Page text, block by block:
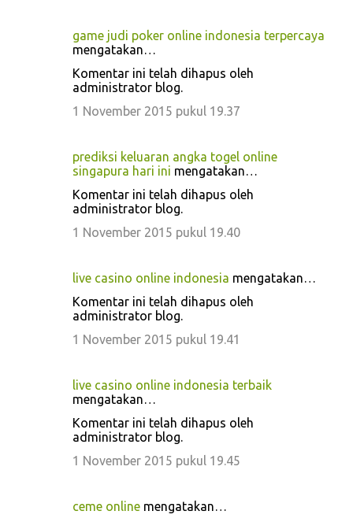
game judi poker online indonesia terpercaya
mengatakan…
Komentar ini telah dihapus oleh
administrator blog.
1 November 2015 pukul 19.37
prediksi keluaran angka togel online
singapura hari ini mengatakan…
Komentar ini telah dihapus oleh
administrator blog.
1 November 2015 pukul 19.40
live casino online indonesia mengatakan…
Komentar ini telah dihapus oleh
administrator blog.
1 November 2015 pukul 19.41
live casino online indonesia terbaik
mengatakan…
Komentar ini telah dihapus oleh
administrator blog.
1 November 2015 pukul 19.45
ceme online mengatakan…